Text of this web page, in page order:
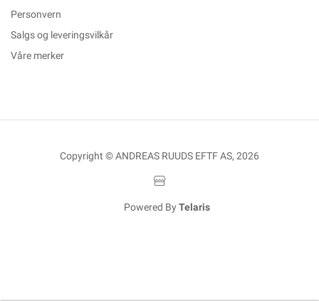
Personvern
Salgs og leveringsvilkår
Våre merker
Copyright © ANDREAS RUUDS EFTF AS, 2026
Powered By Telaris